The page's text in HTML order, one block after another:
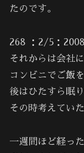
たのです。
268 ：2/5：
それからは会社
コンビニでご飯
後はひたすら眠り
その時考えてい
一週間ほど経っ